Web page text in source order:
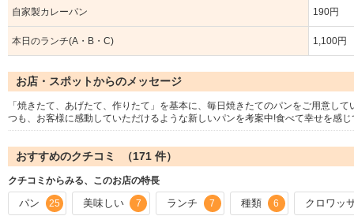
自家製カレーパン 190円
本日のランチ(A・B・C) 1,100円
お店・スポットからのメッセージ
「焼きたて、あげたて、作りたて」を基本に、毎日焼きたてのパンをご用意し
つも、お客様に感動していただけるような新しいパンを考案中!食べて幸せを感
おすすめのクチコミ （171 件）
クチコミからみる、このお店の特長
パン 25 美味しい 7 ランチ 7 種類 6 クロワッ